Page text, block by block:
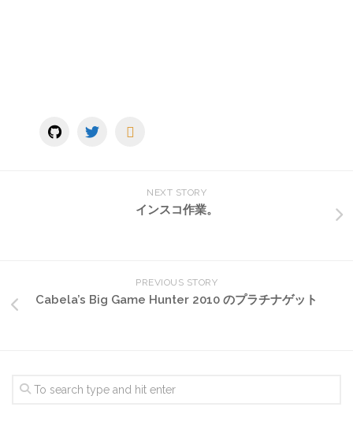
NEXT STORY
インスコ作業。
PREVIOUS STORY
Cabela’s Big Game Hunter 2010 のプラチナゲット